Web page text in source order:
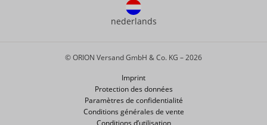
nederlands
Imprint
Protection des données
Paramètres de confidentialité
Conditions générales de vente
© ORION Versand GmbH & Co. KG – 2026